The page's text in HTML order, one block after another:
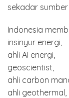
sekadar
Indonesia
insinyur energi,
ahli AI energi,
geoscientist,
ahli carbon
ahli geothermal,